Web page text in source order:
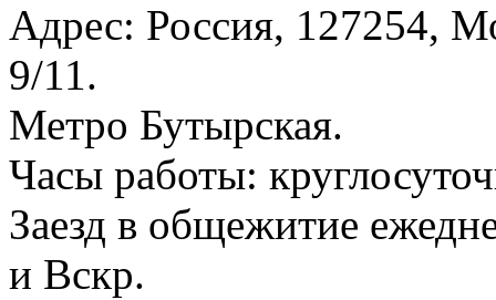
Адрес: Россия, 127254,
9/11.
Метро Бутырская.
Часы работы:
Заезд в общежитие
и Вскр.